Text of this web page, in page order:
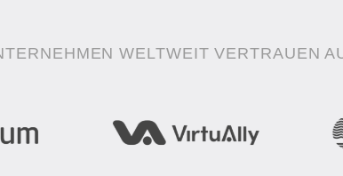
WELTWEIT VERTRAUEN